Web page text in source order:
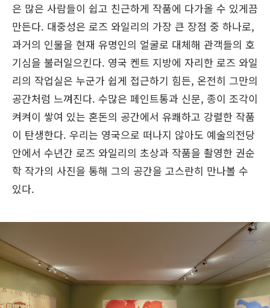
은 많은 사람들이 쉽고 친근하게 작품에 다가올 수 있게끔
만든다. 대중성은 로즈 와일리의 가장 큰 장점 중 하나로,
과거의 인물을 현재 유명인의 얼굴로 대체해 관객들의 호
기심을 불러일으킨다. 영국 켄트 지방에 자리한 로즈 와일
리의 작업실은 누군가 쉽게 접근하기 힘든, 온전히 그만의
공간처럼 느껴진다. 수많은 페인트통과 신문, 종이 조각이
켜켜이 쌓여 있는 혼돈의 공간에서 유쾌하고 강렬한 작품
이 탄생한다. 우리는 영국으로 떠나지 않아도 예술의전당
안에서 수년간 로즈 와일리의 초상과 작품을 촬영한 권순
학 작가의 사진을 통해 그의 공간을 고스란히 만나볼 수
있다.